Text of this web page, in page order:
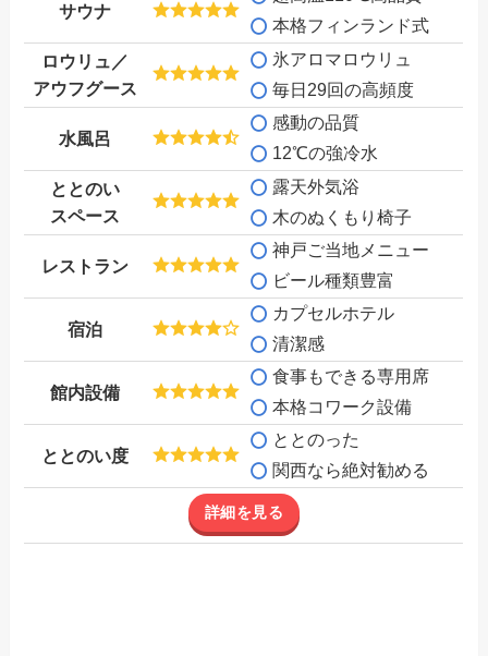
サウナ
本格フィンランド式
ロウリュ／
アウフグース
氷アロマロウリュ
毎日29回の高頻度
水風呂
感動の品質
12℃の強冷水
ととのい
スペース
露天外気浴
木のぬくもり椅子
レストラン
神戸ご当地メニュー
ビール種類豊富
宿泊
カプセルホテル
清潔感
館内設備
食事もできる専用席
本格コワーク設備
ととのい度
ととのった
関西なら絶対勧める
詳細を見る